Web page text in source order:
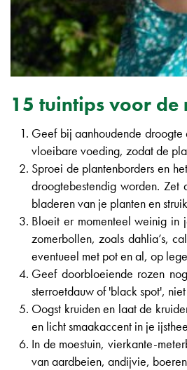
15 tuintips voor de
Geef bij aanhoudende
vloeibare voeding, zodat de
Sproei de plantenborders en
droogtebestendig worden.
bladeren van je planten en
Bloeit er momenteel weinig in
zomerbollen, zoals dahlia’s,
eventueel met pot en al, op
Geef doorbloeiende rozen
sterroetdauw of 'black spot',
Oogst kruiden en laat de
en licht smaakaccent in je
In de moestuin, vierkante-
van aardbeien, andijvie,